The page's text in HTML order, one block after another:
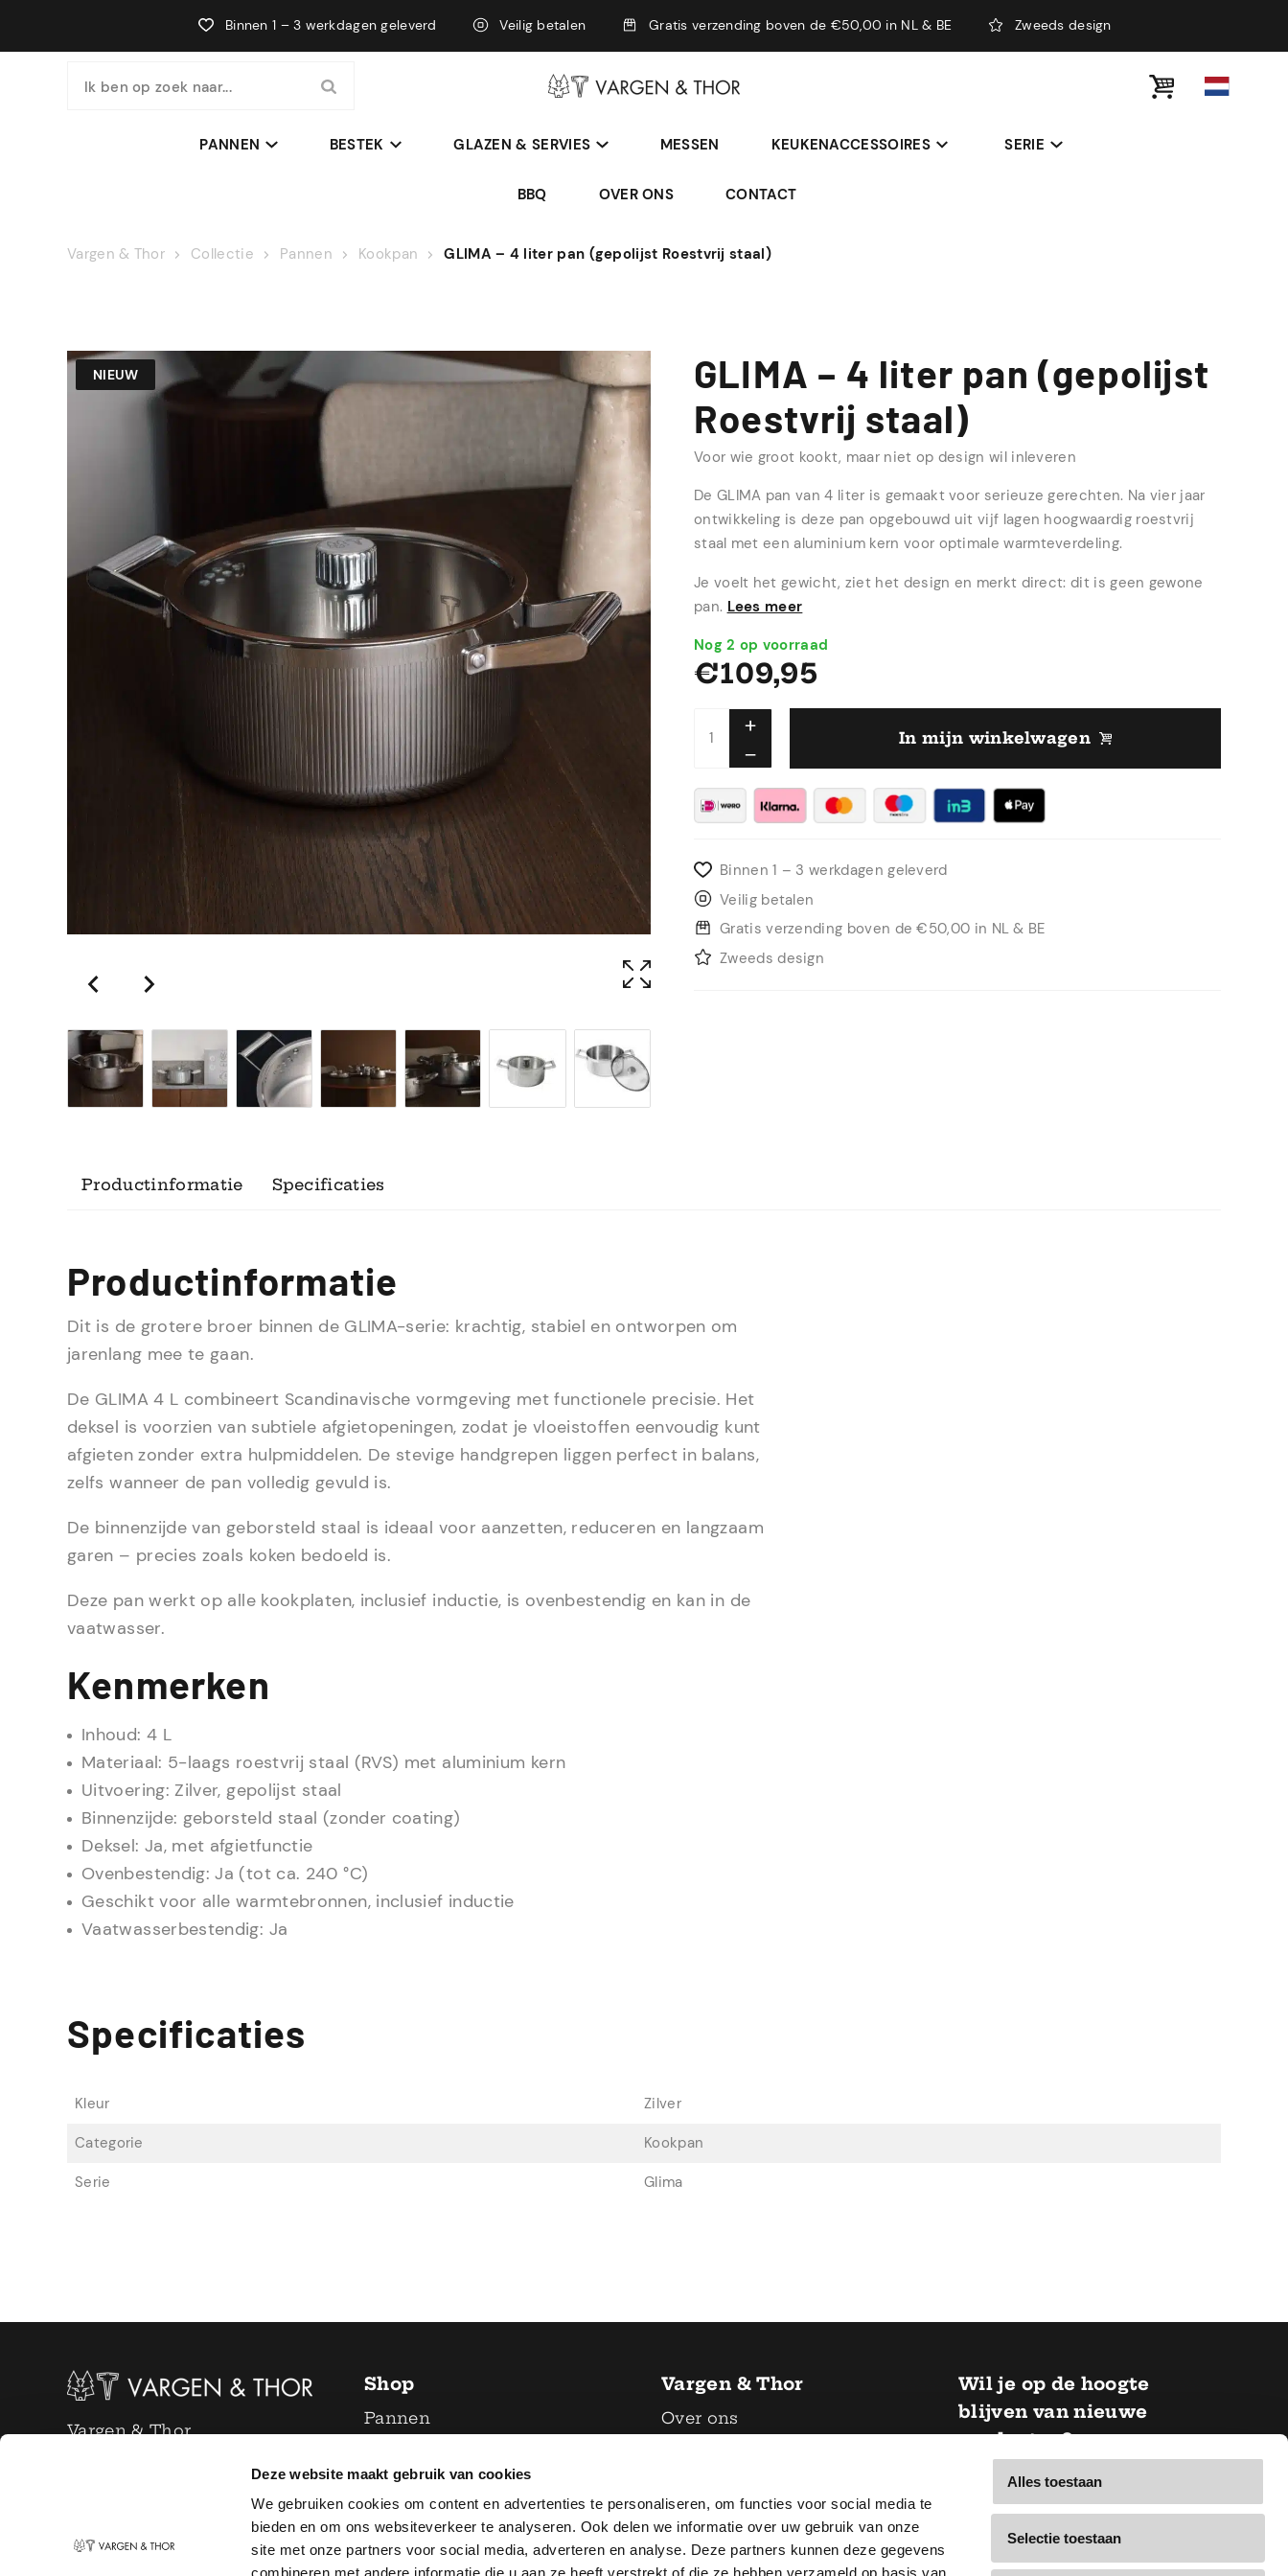
Deze website maakt gebruik van cookies
We gebruiken cookies om content en advertenties te personaliseren, om functies voor social media te
bieden en om ons websiteverkeer te analyseren. Ook delen we informatie over uw gebruik van onze
site met onze partners voor social media, adverteren en analyse. Deze partners kunnen deze gegevens
Alles toestaan
Selectie toestaan
Binnen 1 – 3 werkdagen geleverd Veilig betalen Gratis verzending boven de €50,00 in NL & BE Zweeds design
Ik ben op zoek naar...
PANNEN BESTEK GLAZEN & SERVIES MESSEN KEUKENACCESSOIRES SERIE
BBQ OVER ONS CONTACT
Vargen & Thor Collectie Pannen Kookpan GLIMA – 4 liter pan (gepolijst Roestvrij staal)
NIEUW
GLIMA – 4 liter pan (gepolijst
Roestvrij staal)
Voor wie groot kookt, maar niet op design wil inleveren
De GLIMA pan van 4 liter is gemaakt voor serieuze gerechten. Na vier jaar
ontwikkeling is deze pan opgebouwd uit vijf lagen hoogwaardig roestvrij
staal met een aluminium kern voor optimale warmteverdeling.
Je voelt het gewicht, ziet het design en merkt direct: dit is geen gewone
pan. Lees meer
Nog 2 op voorraad
€109,95
In mijn winkelwagen
Binnen 1 – 3 werkdagen geleverd
Veilig betalen
Gratis verzending boven de €50,00 in NL & BE
Zweeds design
Productinformatie Specificaties
Productinformatie
Dit is de grotere broer binnen de GLIMA-serie: krachtig, stabiel en ontworpen om
jarenlang mee te gaan.
De GLIMA 4 L combineert Scandinavische vormgeving met functionele precisie. Het
deksel is voorzien van subtiele afgietopeningen, zodat je vloeistoffen eenvoudig kunt
afgieten zonder extra hulpmiddelen. De stevige handgrepen liggen perfect in balans,
zelfs wanneer de pan volledig gevuld is.
De binnenzijde van geborsteld staal is ideaal voor aanzetten, reduceren en langzaam
garen – precies zoals koken bedoeld is.
Deze pan werkt op alle kookplaten, inclusief inductie, is ovenbestendig en kan in de
vaatwasser.
Kenmerken
Inhoud: 4 L
Materiaal: 5-laags roestvrij staal (RVS) met aluminium kern
Uitvoering: Zilver, gepolijst staal
Binnenzijde: geborsteld staal (zonder coating)
Deksel: Ja, met afgietfunctie
Ovenbestendig: Ja (tot ca. 240 °C)
Geschikt voor alle warmtebronnen, inclusief inductie
Vaatwasserbestendig: Ja
Specificaties
Kleur Zilver
Categorie Kookpan
Serie Glima
Vargen & Thor
info@vargenthor.nl
KvK:
Shop
Pannen
Glazen & servies
Messen
Keukenaccessoires
Serie
Vargen & Thor
Over ons
Algemene voorwaarden
Privacyverklaring
Wil je op de hoogte
blijven van nieuwe
producten?
E-mail *